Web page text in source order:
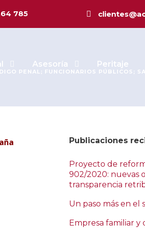
785
Asesoría Peritaje
PENAL; FUNCIONARIOS PÚBLICOS;
Publicaciones
Proyecto de
902/2020: nuevas
transparencia
Un paso más en el
Empresa familiar y